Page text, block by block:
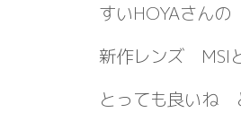
すいHOYAさんの
新作レンズ MSI
とっても良いね